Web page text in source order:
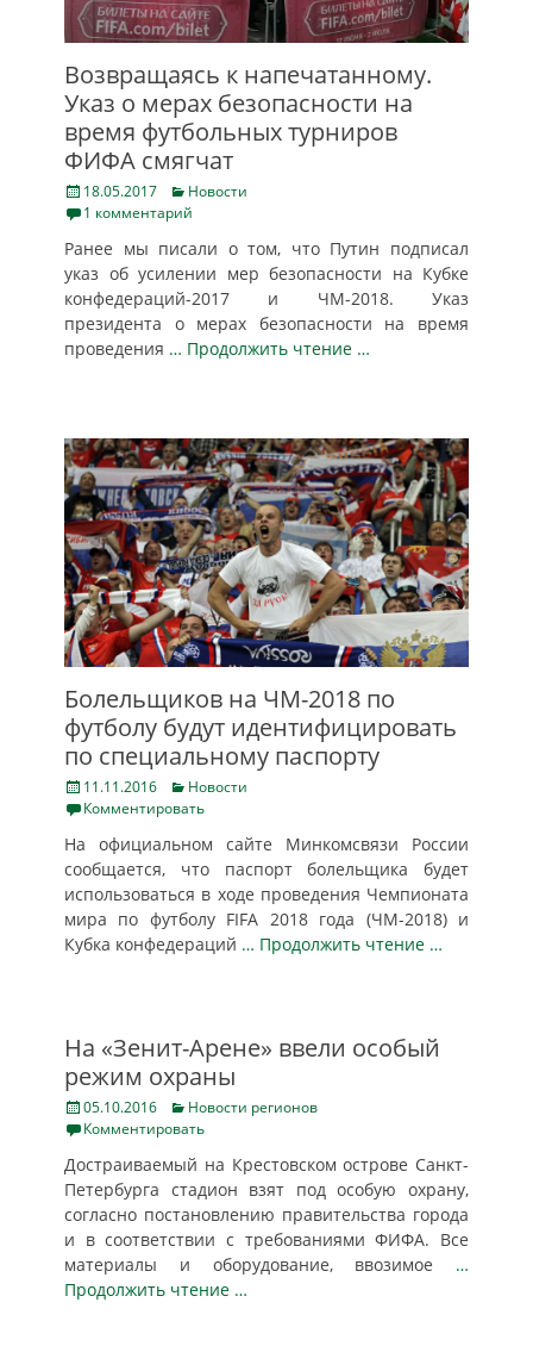
Возвращаясь к напечатанному.
Указ о мерах безопасности на
время футбольных турниров
ФИФА смягчат
Posted
on
18.05.2017 Categories
Новости
1 комментарий
Ранее мы писали о том, что Путин подписал
указ об усилении мер безопасности на Кубке
конфедераций-2017 и ЧМ-2018. Указ
президента о мерах безопасности на время
проведения … Продолжить чтение …
Болельщиков на ЧМ-2018 по
футболу будут идентифицировать
по специальному паспорту
Posted
on
11.11.2016 Categories
Новости
Комментировать
На официальном сайте Минкомсвязи России
сообщается, что паспорт болельщика будет
использоваться в ходе проведения Чемпионата
мира по футболу FIFA 2018 года (ЧМ-2018) и
Кубка конфедераций … Продолжить чтение …
На «Зенит-Арене» ввели особый
режим охраны
Posted
on
05.10.2016 Categories
Новости регионов
Комментировать
Достраиваемый на Крестовском острове Санкт-
Петербурга стадион взят под особую охрану,
согласно постановлению правительства города
и в соответствии с требованиями ФИФА. Все
материалы и оборудование, ввозимое …
Продолжить чтение …